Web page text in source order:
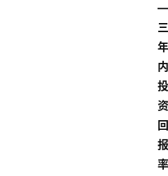
—
三
年
内
投
资
回
报
率